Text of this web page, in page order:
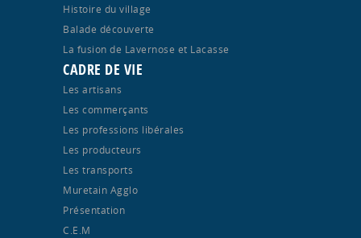
Histoire du village
Balade découverte
La fusion de Lavernose et Lacasse
CADRE DE VIE
Les artisans
Les commerçants
Les professions libérales
Les producteurs
Les transports
Muretain Agglo
Présentation
C.E.M